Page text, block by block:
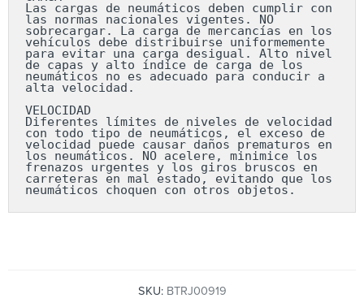
Las cargas de neumáticos deben cumplir con
las normas nacionales vigentes. NO
sobrecargar. La carga de mercancías en los
vehículos debe distribuirse uniformemente
para evitar una carga desigual. Alto nivel
de capas y alto índice de carga de los
neumáticos no es adecuado para conducir a
alta velocidad.
VELOCIDAD
Diferentes límites de niveles de velocidad
con todo tipo de neumáticos, el exceso de
velocidad puede causar daños prematuros en
los neumáticos. NO acelere, minimice los
frenazos urgentes y los giros bruscos en
carreteras en mal estado, evitando que los
neumáticos choquen con otros objetos.
SKU: BTRJ00919